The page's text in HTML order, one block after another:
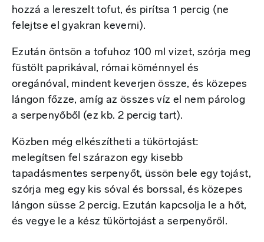
hozzá a lereszelt tofut, és pirítsa 1 percig (ne
felejtse el gyakran keverni).
Ezután öntsön a tofuhoz 100 ml vizet, szórja meg
füstölt paprikával, római köménnyel és
oregánóval, mindent keverjen össze, és közepes
lángon főzze, amíg az összes víz el nem párolog
a serpenyőből (ez kb. 2 percig tart).
Közben még elkészítheti a tükörtojást:
melegítsen fel szárazon egy kisebb
tapadásmentes serpenyőt, üssön bele egy tojást,
szórja meg egy kis sóval és borssal, és közepes
lángon süsse 2 percig. Ezután kapcsolja le a hőt,
és vegye le a kész tükörtojást a serpenyőről.